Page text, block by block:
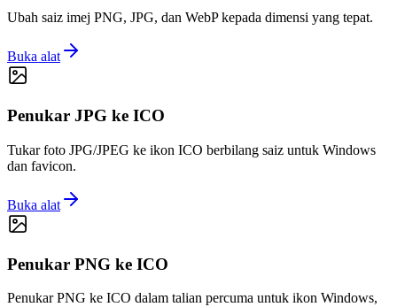
Ubah saiz imej PNG, JPG, dan WebP kepada dimensi yang tepat.
Buka alat
Penukar JPG ke ICO
Tukar foto JPG/JPEG ke ikon ICO berbilang saiz untuk Windows
dan favicon.
Buka alat
Penukar PNG ke ICO
Penukar PNG ke ICO dalam talian percuma untuk ikon Windows,